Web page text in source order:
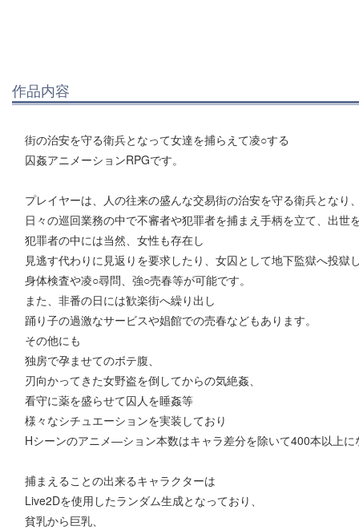
作品内容
街の治安を守る衛兵となって女達を捕らえて凌○する
囚姦アニメーションRPGです。
プレイヤーは、人の往来の盛んな交易街の治安を守る衛兵となり、
日々の巡回業務の中で不審者や犯罪者を捕まえ手柄を立て、出世
犯罪者の中には当然、女性も存在し
見逃す代わりに見返りを要求したり、女囚として地下監獄へ投獄し
身体検査や凌○尋問、強○売春等が可能です。
また、非番の日には歓楽街へ繰り出し
踊り子の過激なサービスや娼館での売春などもあります。
その他にも
独房で孕ませてのボテ腹、
刃向かってきた女野盗を倒してからの気絶姦、
看守に薬を盛らせて囚人を睡姦等
様々なシチュエーションを実装しており
Hシーンのアニメ―ション本数はキャラ差分を除いて400本以上に
捕まえることの出来るキャラクターは
Live2Dを使用したランダム生成となっており、
貧乳から巨乳、